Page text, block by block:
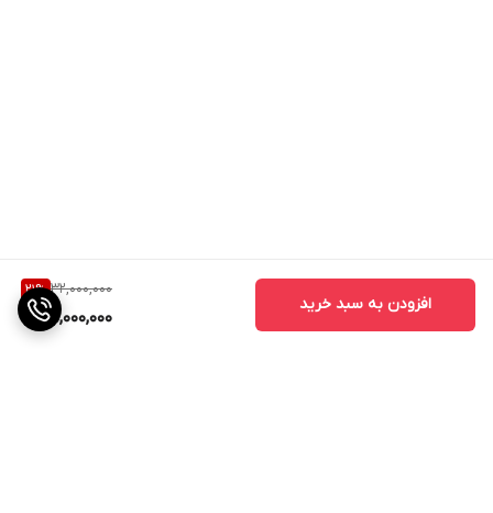
32,000,000
21%
25,000,000
افزودن به سبد خرید